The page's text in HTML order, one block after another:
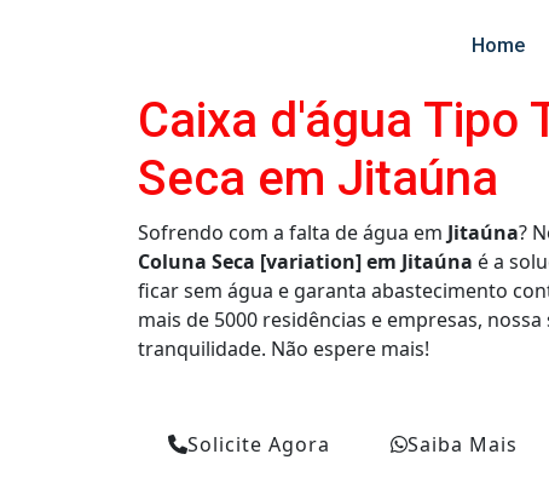
Home
Caixa d'água Tipo
Seca em Jitaúna
Sofrendo com a falta de água em Jitaúna?
Coluna Seca [variation] em Jitaúna é a
ficar sem água e garanta abastecimento
mais de 5000 residências e empresas,
tranquilidade. Não espere mais!
Solicite Agora Saiba Mais